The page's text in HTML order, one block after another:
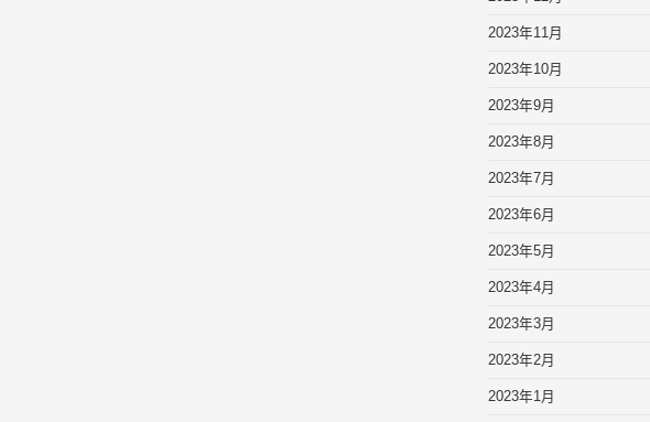
2023年11月
2023年10月
2023年9月
2023年8月
2023年7月
2023年6月
2023年5月
2023年4月
2023年3月
2023年2月
2023年1月